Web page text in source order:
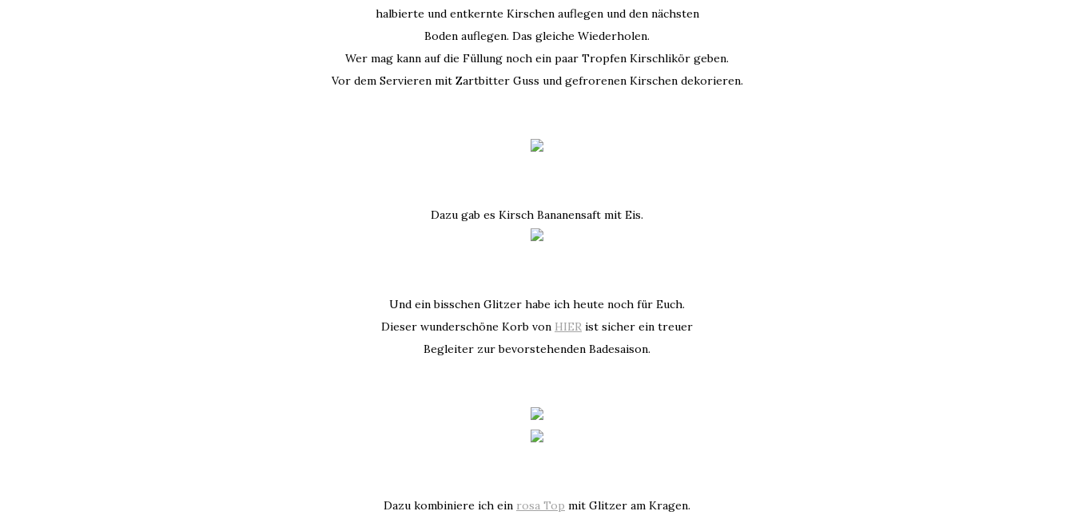
halbierte und entkernte Kirschen auflegen und den nächsten
Boden auflegen. Das gleiche Wiederholen.
Wer mag kann auf die Füllung noch ein paar Tropfen Kirschlikör geben.
Vor dem Servieren mit Zartbitter Guss und gefrorenen Kirschen dekorieren.
Dazu gab es Kirsch Bananensaft mit Eis.
Und ein bisschen Glitzer habe ich heute noch für Euch.
Dieser wunderschöne Korb von HIER ist sicher ein treuer
Begleiter zur bevorstehenden Badesaison.
Dazu kombiniere ich ein rosa Top mit Glitzer am Kragen.